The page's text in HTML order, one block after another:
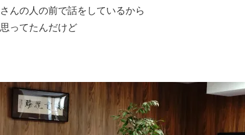
んの人の前で話をしているから
ってたんだけど